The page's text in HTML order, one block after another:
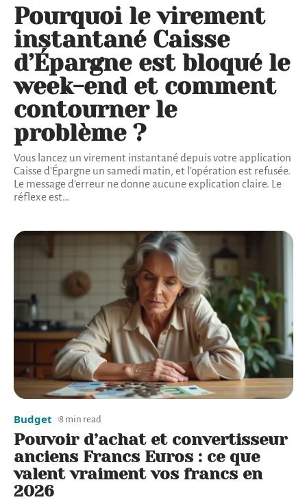
Pourquoi le virement
instantané Caisse
d’Épargne est bloqué le
week-end et comment
contourner le
problème ?
Vous lancez un virement instantané depuis votre application
Caisse d'Épargne un samedi matin, et l'opération est refusée.
Le message d'erreur ne donne aucune explication claire. Le
réflexe est…
Budget 8 min read
Pouvoir d’achat et convertisseur
anciens Francs Euros : ce que
valent vraiment vos francs en
2026